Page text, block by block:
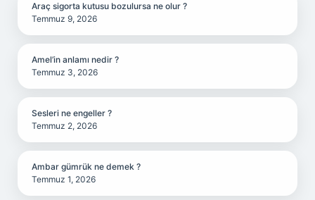
Araç sigorta kutusu bozulursa ne olur ?
Temmuz 9, 2026
Amel’in anlamı nedir ?
Temmuz 3, 2026
Sesleri ne engeller ?
Temmuz 2, 2026
Ambar gümrük ne demek ?
Temmuz 1, 2026